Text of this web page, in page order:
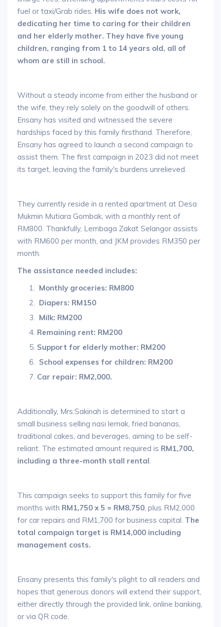
fuel or taxi/Grab rides. His wife does not work,
dedicating her time to caring for their children
and her elderly mother. They have five young
children, ranging from 1 to 14 years old, all of
whom are still in school.
Without a steady income from either the husband or
the wife, they rely solely on the goodwill of others.
Ensany has visited and witnessed the severe
hardships faced by this family firsthand. Therefore,
Ensany has agreed to launch a second campaign to
assist them. The first campaign in 2023 did not meet
its target, leaving the family's burdens unrelieved.
They currently reside in a rented apartment at Desa
Mukmin Mutiara Gombak, with a monthly rent of
RM800. Thankfully, Lembaga Zakat Selangor assists
with RM600 per month, and JKM provides RM350 per
month.
The assistance needed includes:
Monthly groceries: RM800
Diapers: RM150
Milk: RM200
Remaining rent: RM200
Support for elderly mother: RM200
School expenses for children: RM200
Car repair: RM2,000.
Additionally, Mrs.Sakinah is determined to start a
small business selling nasi lemak, fried bananas,
traditional cakes, and beverages, aiming to be self-
reliant. The estimated amount required is RM1,700,
including a three-month stall rental.
This campaign seeks to support this family for five
months with RM1,750 x 5 = RM8,750, plus RM2,000
for car repairs and RM1,700 for business capital. The
total campaign target is RM14,000 including
management costs.
Ensany presents this family's plight to all readers and
hopes that generous donors will extend their support,
either directly through the provided link, online banking,
or via QR code.